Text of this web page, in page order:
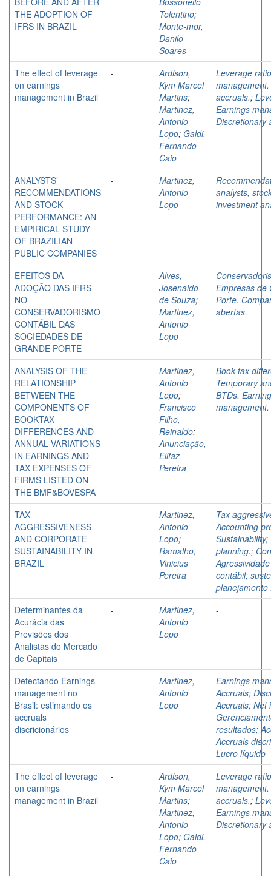
THE ADOPTION OF
IFRS IN BRAZIL
Tolentino;
Monte-mor,
Danilo
Soares
The effect of leverage
on earnings
management in Brazil
-
Ardison,
Kym Marcel
Martins;
Martinez,
Antonio
Lopo; Galdi,
Fernando
Caio
Leverage
accruals.;
Earnings
Discretionary
ANALYSTS’
RECOMMENDATIONS
AND STOCK
PERFORMANCE: AN
EMPIRICAL STUDY
OF BRAZILIAN
PUBLIC COMPANIES
-
Martinez,
Antonio
Lopo
analysts,
investment
EFEITOS DA
ADOÇÃO DAS IFRS
NO
CONSERVADORISMO
CONTÁBIL DAS
SOCIEDADES DE
GRANDE PORTE
-
Alves,
Josenaldo
de Souza;
Martinez,
Antonio
Lopo
Empresas de
Porte.
abertas.
ANALYSIS OF THE
RELATIONSHIP
BETWEEN THE
COMPONENTS OF
BOOKTAX
DIFFERENCES AND
ANNUAL VARIATIONS
IN EARNINGS AND
TAX EXPENSES OF
FIRMS LISTED ON
THE BMF&BOVESPA
-
Martinez,
Antonio
Lopo;
Francisco
Filho,
Reinaldo;
Anunciação,
Elifaz
Pereira
Book-tax
Temporary
BTDs.
management.
TAX
AGGRESSIVENESS
AND CORPORATE
SUSTAINABILITY IN
BRAZIL
-
Martinez,
Antonio
Lopo;
Ramalho,
Vinicius
Pereira
Tax
Accounting
Sustainability;
planning.;
contábil;
planejamento
Determinantes da
Acurácia das
Previsões dos
Analistas do Mercado
de Capitais
-
Martinez,
Antonio
Lopo
-
Detectando Earnings
management no
Brasil: estimando os
accruals
discricionários
-
Martinez,
Antonio
Lopo
Earnings
Accruals;
Accruals; Net
resultados;
Accruals
Lucro líquido
The effect of leverage
on earnings
management in Brazil
-
Ardison,
Kym Marcel
Martins;
Martinez,
Antonio
Lopo; Galdi,
Fernando
Caio
Leverage
accruals.;
Earnings
Discretionary